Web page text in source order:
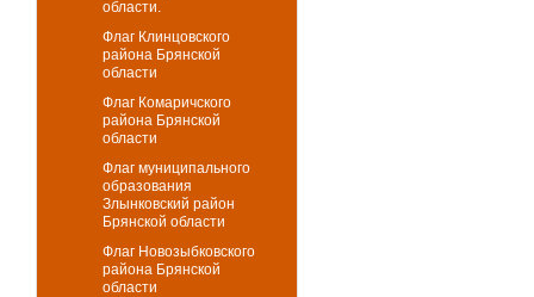
области.
Флаг Клинцовского
района Брянской
области
Флаг Комаричского
района Брянской
области
Флаг муниципального
образования
Злынковский район
Брянской области
Флаг Новозыбковского
района Брянской
области